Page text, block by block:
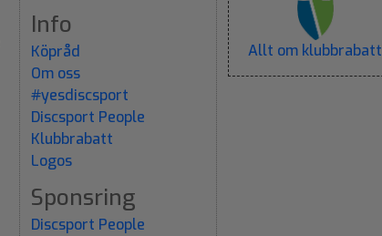
Info
Köpråd
Om oss
#yesdiscsport
Discsport People
Klubbrabatt
Logos
Sponsring
Discsport People
Allt om klubbrabatt